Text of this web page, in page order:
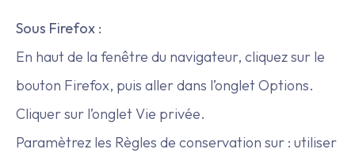
Sous Firefox :
En haut de la fenêtre du navigateur, cliquez sur le
bouton Firefox, puis aller dans l’onglet Options.
Cliquer sur l’onglet Vie privée.
Paramètrez les Règles de conservation sur : utiliser